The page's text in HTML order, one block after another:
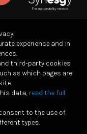
experience and in
third-party cookies
as which pages are
data, read the full
to the use of
types.